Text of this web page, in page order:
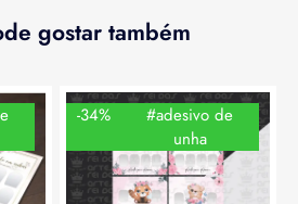
gostar também
-34%
#adesivo de
unha